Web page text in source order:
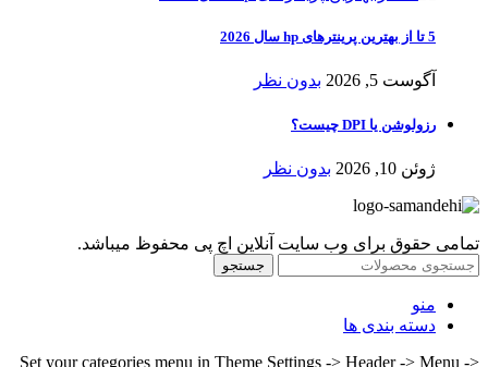
5 تا از بهترین پرینترهای hp سال 2026
آگوست 5, 2026 بدون نظر
رزولوشن یا DPI چیست؟
ژوئن 10, 2026 بدون نظر
تمامی حقوق برای وب سایت آنلاین اچ پی محفوظ میباشد.
جستجو
منو
دسته بندی ها
Set your categories menu in Theme Settings -> Header -> Menu ->